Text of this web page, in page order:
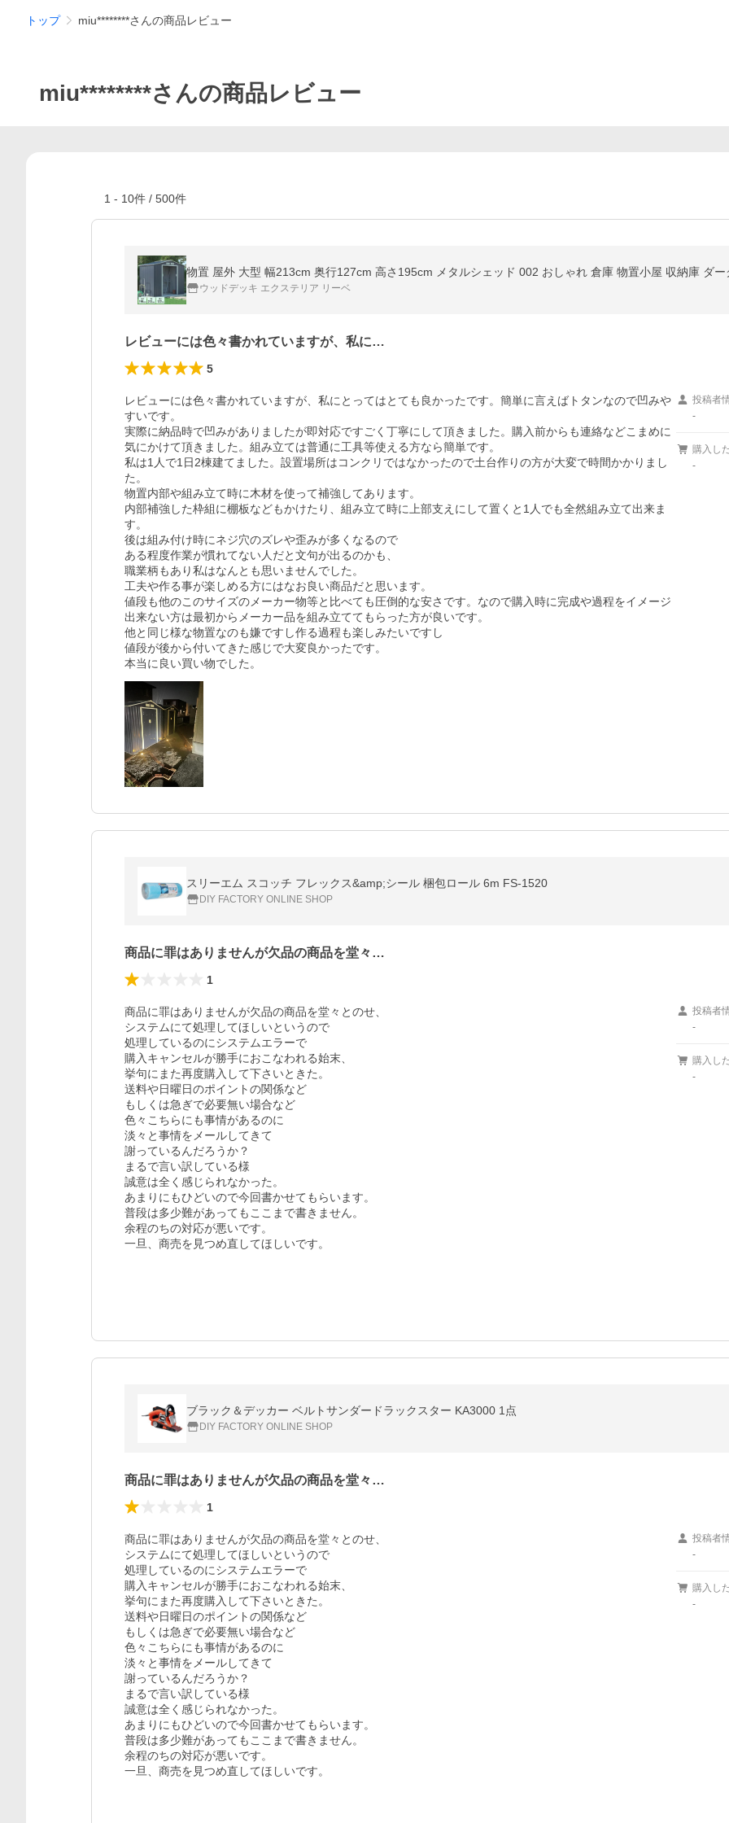
トップ miu********さんの商品レビュー
miu********さんの商品レビュー
1 - 10件 / 500件
物置 屋外 大型 幅213cm 奥行127cm 高さ195cm メタルシェッド 002 おしゃれ 倉庫 物置小屋 収納庫 ダ
ウッドデッキ エクステリア リーベ
レビューには色々書かれていますが、私に…
5
レビューには色々書かれていますが、私にとってはとても良かったです。簡単に言えばトタンなので凹みや
すいです。
実際に納品時で凹みがありましたが即対応ですごく丁寧にして頂きました。購入前からも連絡などこまめに
気にかけて頂きました。組み立ては普通に工具等使える方なら簡単です。
私は1人で1日2棟建てました。設置場所はコンクリではなかったので土台作りの方が大変で時間かかりまし
た。
物置内部や組み立て時に木材を使って補強してあります。
内部補強した枠組に棚板などもかけたり、組み立て時に上部支えにして置くと1人でも全然組み立て出来ま
す。
後は組み付け時にネジ穴のズレや歪みが多くなるので
ある程度作業が慣れてない人だと文句が出るのかも、
職業柄もあり私はなんとも思いませんでした。
工夫や作る事が楽しめる方にはなお良い商品だと思います。
値段も他のこのサイズのメーカー物等と比べても圧倒的な安さです。なので購入時に完成や過程をイメージ
出来ない方は最初からメーカー品を組み立ててもらった方が良いです。
他と同じ様な物置なのも嫌ですし作る過程も楽しみたいですし
値段が後から付いてきた感じで大変良かったです。
本当に良い買い物でした。
投稿者
-
購入し
-
スリーエム スコッチ フレックス&amp;シール 梱包ロール 6m FS-1520
DIY FACTORY ONLINE SHOP
商品に罪はありませんが欠品の商品を堂々…
1
商品に罪はありませんが欠品の商品を堂々とのせ、
システムにて処理してほしいというので
処理しているのにシステムエラーで
購入キャンセルが勝手におこなわれる始末、
挙句にまた再度購入して下さいときた。
送料や日曜日のポイントの関係など
もしくは急ぎで必要無い場合など
色々こちらにも事情があるのに
淡々と事情をメールしてきて
謝っているんだろうか？
まるで言い訳している様
誠意は全く感じられなかった。
あまりにもひどいので今回書かせてもらいます。
普段は多少難があってもここまで書きません。
余程のちの対応が悪いです。
一旦、商売を見つめ直してほしいです。
投稿者
-
購入し
-
ブラック＆デッカー ベルトサンダードラックスター KA3000 1点
DIY FACTORY ONLINE SHOP
商品に罪はありませんが欠品の商品を堂々…
1
商品に罪はありませんが欠品の商品を堂々とのせ、
システムにて処理してほしいというので
処理しているのにシステムエラーで
購入キャンセルが勝手におこなわれる始末、
挙句にまた再度購入して下さいときた。
送料や日曜日のポイントの関係など
もしくは急ぎで必要無い場合など
色々こちらにも事情があるのに
淡々と事情をメールしてきて
謝っているんだろうか？
まるで言い訳している様
誠意は全く感じられなかった。
あまりにもひどいので今回書かせてもらいます。
普段は多少難があってもここまで書きません。
余程のちの対応が悪いです。
一旦、商売を見つめ直してほしいです。
投稿者
-
購入し
-